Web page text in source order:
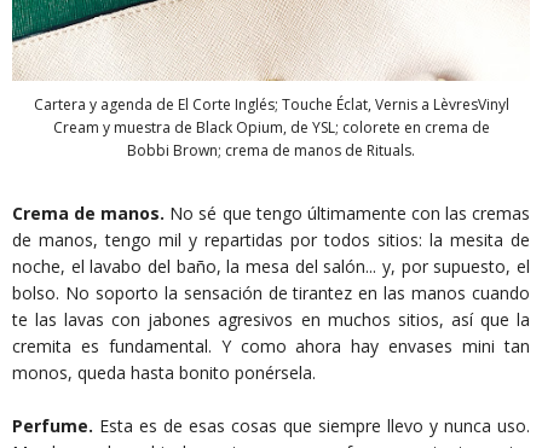
Cartera y agenda de El Corte Inglés; Touche Éclat, Vernis a LèvresVinyl
Cream y muestra de Black Opium, de YSL; colorete en crema de
Bobbi Brown; crema de manos de Rituals.
Crema de manos. No sé que tengo últimamente con las cremas
de manos, tengo mil y repartidas por todos sitios: la mesita de
noche, el lavabo del baño, la mesa del salón... y, por supuesto, el
bolso. No soporto la sensación de tirantez en las manos cuando
te las lavas con jabones agresivos en muchos sitios, así que la
cremita es fundamental. Y como ahora hay envases mini tan
monos, queda hasta bonito ponérsela.
Perfume. Esta es de esas cosas que siempre llevo y nunca uso.